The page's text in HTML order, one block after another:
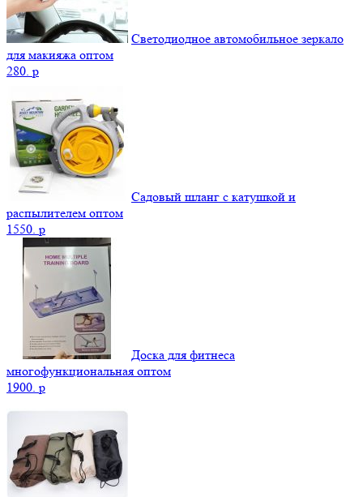
Светодиодное автомобильное зеркало
для макияжа оптом
280. p
Садовый шланг с катушкой и
распылителем оптом
1550. p
Доска для фитнеса
многофункциональная оптом
1900. p